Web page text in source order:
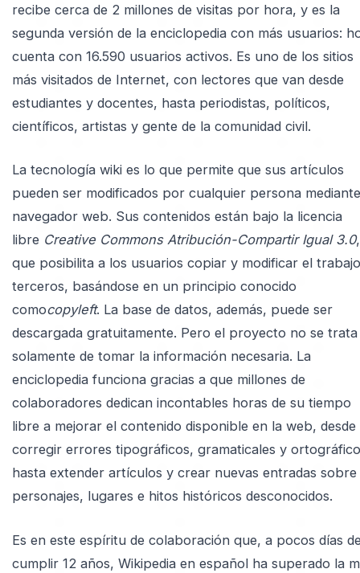
recibe cerca de 2 millones de visitas por hora, y es la
segunda versión de la enciclopedia con más usuarios:
cuenta con 16.590 usuarios activos. Es uno de los sitios
más visitados de Internet, con lectores que van desde
estudiantes y docentes, hasta periodistas, políticos,
científicos, artistas y gente de la comunidad civil.
La tecnología wiki es lo que permite que sus artículos
pueden ser modificados por cualquier persona
navegador web. Sus contenidos están bajo la licencia
libre Creative Commons Atribución-Compartir Igual 3.0,
que posibilita a los usuarios copiar y modificar el
terceros, basándose en un principio conocido
comocopyleft. La base de datos, además, puede ser
descargada gratuitamente. Pero el proyecto no se trata
solamente de tomar la información necesaria. La
enciclopedia funciona gracias a que millones de
colaboradores dedican incontables horas de su tiempo
libre a mejorar el contenido disponible en la web, desde
corregir errores tipográficos, gramaticales y
hasta extender artículos y crear nuevas entradas sobre
personajes, lugares e hitos históricos desconocidos.
Es en este espíritu de colaboración que, a pocos días
cumplir 12 años, Wikipedia en español ha superado la